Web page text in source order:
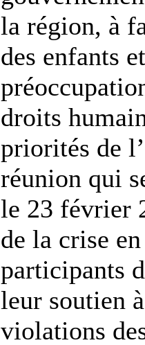
la région, à
des enfants
droits
priorités de
réunion qui
le 23 février
de la crise
participants
leur soutien
violations